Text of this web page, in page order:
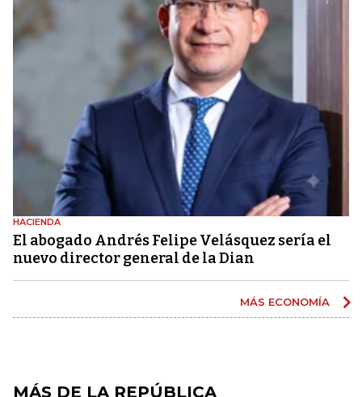
HACIENDA
El abogado Andrés Felipe Velásquez sería el
nuevo director general de la Dian
MÁS ECONOMÍA
MÁS DE LA REPÚBLICA